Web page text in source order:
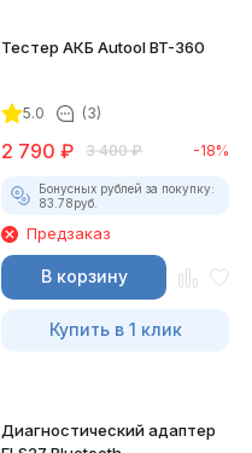
Тестер АКБ Autool BT-360
5.0 (3)
2 790 ₽ 3 400 ₽ -18%
Бонусных рублей за покупку:
83.78руб.
Предзаказ
В корзину
Купить в 1 клик
Диагностический адаптер